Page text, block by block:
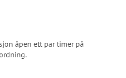
åpen ett par timer på